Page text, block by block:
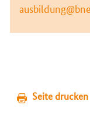
Seite drucken